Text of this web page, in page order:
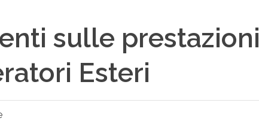
sulle prestazioni
Esteri